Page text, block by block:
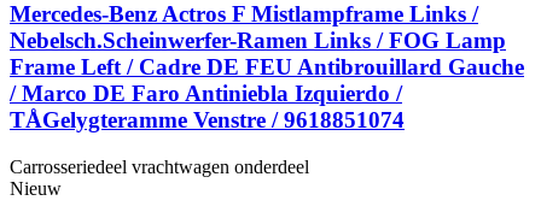
Mercedes-Benz Actros F Mistlampframe Links /
Nebelsch.Scheinwerfer-Ramen Links / FOG Lamp
Frame Left / Cadre DE FEU Antibrouillard Gauche
/ Marco DE Faro Antiniebla Izquierdo /
TÅGelygteramme Venstre / 9618851074
Carrosseriedeel vrachtwagen onderdeel
Nieuw